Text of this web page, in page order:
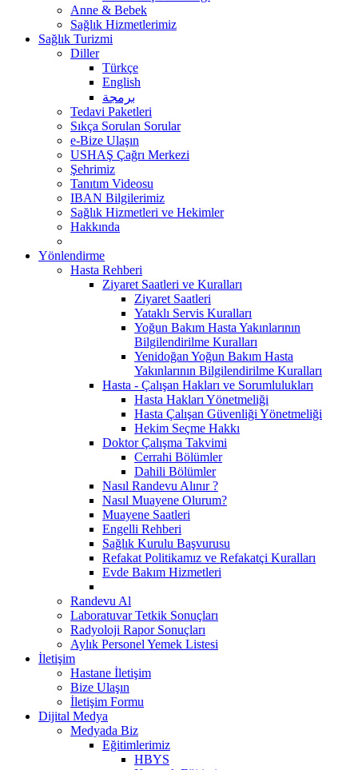
Anne & Bebek
Sağlık Hizmetlerimiz
Sağlık Turizmi
Diller
Türkçe
English
برمجة
Tedavi Paketleri
Sıkça Sorulan Sorular
e-Bize Ulaşın
USHAŞ Çağrı Merkezi
Şehrimiz
Tanıtım Videosu
IBAN Bilgilerimiz
Sağlık Hizmetleri ve Hekimler
Hakkında
Yönlendirme
Hasta Rehberi
Ziyaret Saatleri ve Kuralları
Ziyaret Saatleri
Yataklı Servis Kuralları
Yoğun Bakım Hasta Yakınlarının
Bilgilendirilme Kuralları
Yenidoğan Yoğun Bakım Hasta
Yakınlarının Bilgilendirilme Kuralları
Hasta - Çalışan Hakları ve Sorumlulukları
Hasta Hakları Yönetmeliği
Hasta Çalışan Güvenliği Yönetmeliği
Hekim Seçme Hakkı
Doktor Çalışma Takvimi
Cerrahi Bölümler
Dahili Bölümler
Nasıl Randevu Alınır ?
Nasıl Muayene Olurum?
Muayene Saatleri
Engelli Rehberi
Sağlık Kurulu Başvurusu
Refakat Politikamız ve Refakatçi Kuralları
Evde Bakım Hizmetleri
Randevu Al
Laboratuvar Tetkik Sonuçları
Radyoloji Rapor Sonuçları
Aylık Personel Yemek Listesi
İletişim
Hastane İletişim
Bize Ulaşın
İletişim Formu
Dijital Medya
Medyada Biz
Eğitimlerimiz
HBYS